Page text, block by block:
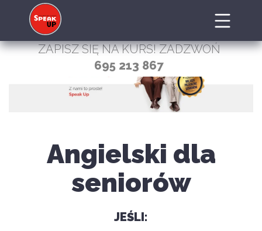
ZAPISZ SIĘ NA KURS! ZADZWOŃ
695 213 867
Angielski dla
seniorów
JEŚLI: